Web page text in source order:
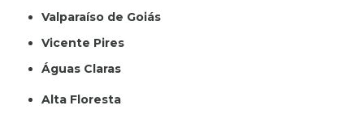
Valparaíso de Goiás
Vicente Pires
Águas Claras
Alta Floresta